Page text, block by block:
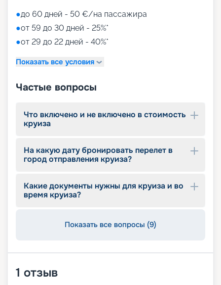
●до 60 дней - 50 €/на пассажира
●от 59 до 30 дней - 25%*
●от 29 до 22 дней - 40%*
Показать все условия
Частые вопросы
Что включено и не включено в стоимость
круиза
На какую дату бронировать перелет в
город отправления круиза?
Какие документы нужны для круиза и во
время круиза?
Показать все вопросы (9)
1 отзыв